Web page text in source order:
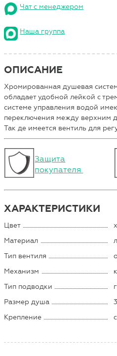
Чат с менеджером
Наша группа
ОПИСАНИЕ
Хромированная душевая
обладает удобной лейкой с
системе управления водой
переключения между верхним
Так де имеется вентиль для
Защита
покупателя
ХАРАКТЕРИСТИКИ
Цвет
Материал
Тип вентиля
Механизм
Тип подводки
Размер душа
Крепление